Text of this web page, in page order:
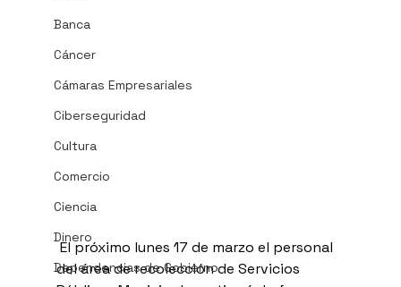
Banca
Cáncer
Cámaras Empresariales
Ciberseguridad
Cultura
Comercio
Ciencia
Dinero
Dependencias de Gobierno
El próximo lunes 17 de marzo el personal
del área de recolección de Servicios